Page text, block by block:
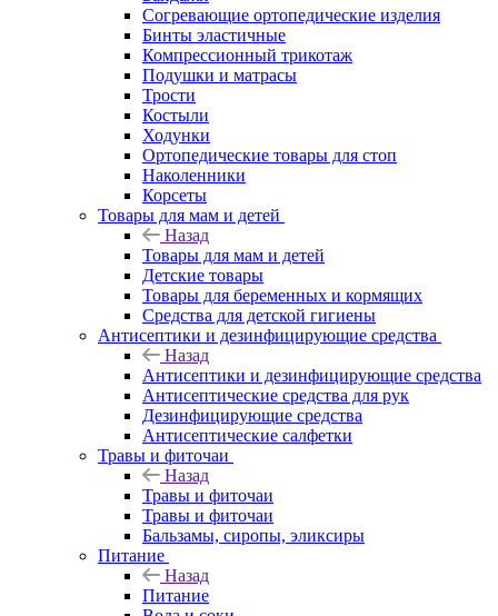
Согревающие ортопедические изделия
Бинты эластичные
Компрессионный трикотаж
Подушки и матрасы
Трости
Костыли
Ходунки
Ортопедические товары для стоп
Наколенники
Корсеты
Товары для мам и детей
Назад
Товары для мам и детей
Детские товары
Товары для беременных и кормящих
Средства для детской гигиены
Антисептики и дезинфицирующие средства
Назад
Антисептики и дезинфицирующие средства
Антисептические средства для рук
Дезинфицирующие средства
Антисептические салфетки
Травы и фиточаи
Назад
Травы и фиточаи
Травы и фиточаи
Бальзамы, сиропы, эликсиры
Питание
Назад
Питание